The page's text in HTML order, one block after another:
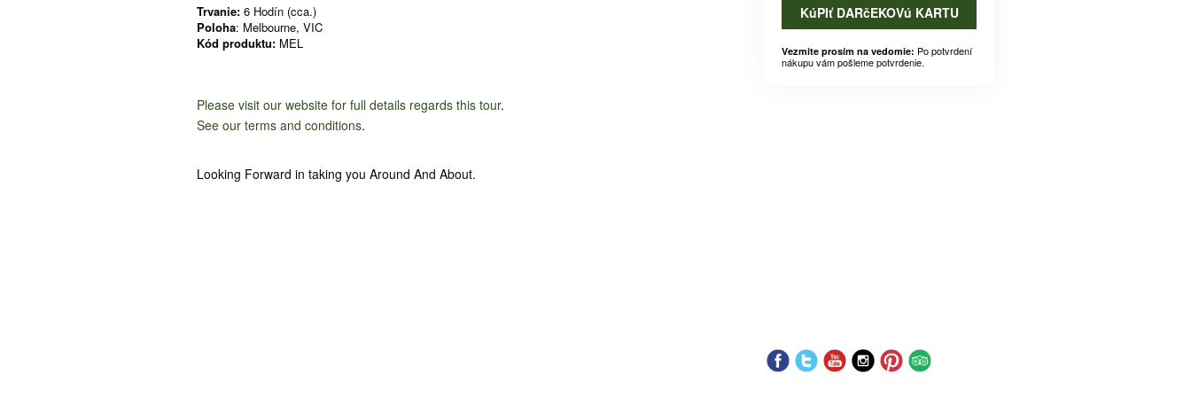
Trvanie: 6 Hodín (cca.)
Poloha: Melbourne, VIC
Kód produktu: MEL
Please visit our website for full details regards this tour.
See our terms and conditions.
Looking Forward in taking you Around And About.
KúPIť DARčEKOVú KARTU
Vezmite prosím na vedomie: Po potvrdení
nákupu vám pošleme potvrdenie.